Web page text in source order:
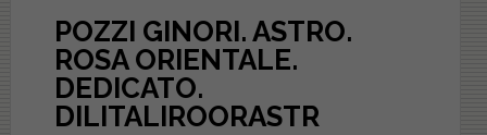
POZZI GINORI. ASTRO.
ROSA ORIENTALE.
DEDICATO.
DILITALIROORASTR